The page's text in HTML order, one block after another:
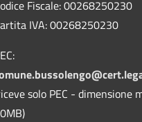
Fiscale: 00268250230
IVA: 00268250230
solo PEC - dimensione